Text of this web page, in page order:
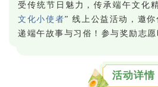
受传统节日魅力，传承端午文化
文化小使者” 线上公益活动，邀
递端午故事与习俗！参与奖励志愿
活动详情